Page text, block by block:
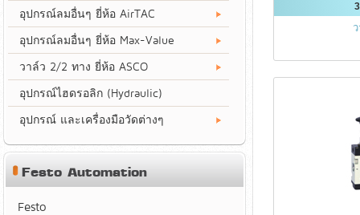
อุปกรณ์ลมอื่นๆ ยี่ห้อ AirTAC
อุปกรณ์ลมอื่นๆ ยี่ห้อ Max-Value
วาล์ว 2/2 ทาง ยี่ห้อ ASCO
อุปกรณ์ไฮดรอลิก (Hydraulic)
อุปกรณ์ และเครื่องมือวัดต่างๆ
Festo Automation
Festo